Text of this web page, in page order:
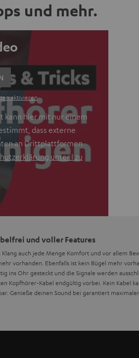
und mehr.
aktivieren
kann hier mit nur einem
dass externe
an Drittplattformen
unter I zu
und voller Features
auch jede Menge Komfort und vor allem
vorhanden. Ebenfalls ist kein Bügel mehr
ins Ohr gesteckt und die Signale werden
Kopfhörer-Kabel endgültig vorbei. Kein Kabel
Genieße deinen Sound bei garantiert